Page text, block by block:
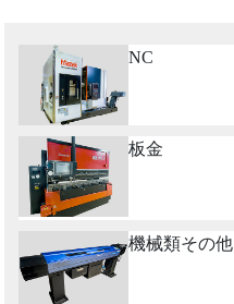
NC
板金
機械類その他